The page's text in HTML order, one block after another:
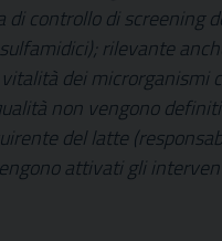
controllo di screening
rilevante
dei microrganismi
non vengono
del latte
attivati gli